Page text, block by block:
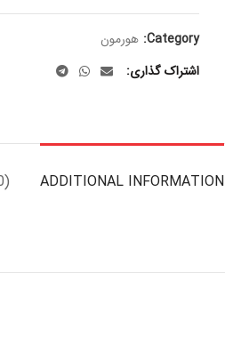
Category: هورمون
اشتراک گذاری
ADDITIONAL INFORMATION